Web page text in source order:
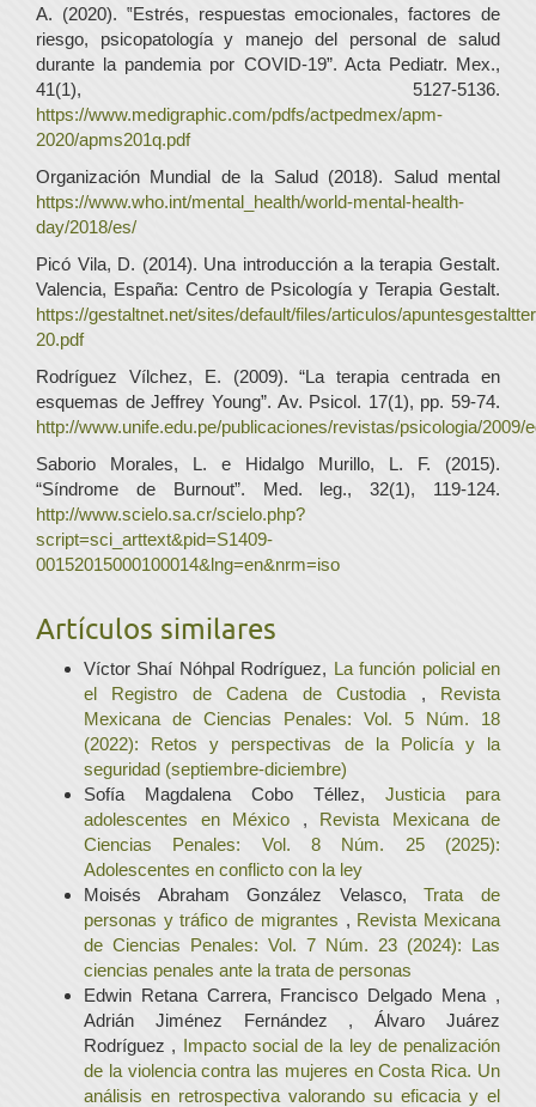
A. (2020). ‟Estrés, respuestas emocionales, factores de
riesgo, psicopatología y manejo del personal de salud
durante la pandemia por COVID-19”. Acta Pediatr. Mex.,
41(1), 5127-5136.
https://www.medigraphic.com/pdfs/actpedmex/apm-
2020/apms201q.pdf
Organización Mundial de la Salud (2018). Salud mental
https://www.who.int/mental_health/world-mental-health-
day/2018/es/
Picó Vila, D. (2014). Una introducción a la terapia Gestalt.
Valencia, España: Centro de Psicología y Terapia Gestalt.
https://gestaltnet.net/sites/default/files/articulos/
20.pdf
Rodríguez Vílchez, E. (2009). “La terapia centrada en
esquemas de Jeffrey Young”. Av. Psicol. 17(1), pp. 59-74.
http://www.unife.edu.pe/publicaciones/revistas/psicologia/2009/
Saborio Morales, L. e Hidalgo Murillo, L. F. (2015).
“Síndrome de Burnout”. Med. leg., 32(1), 119-124.
http://www.scielo.sa.cr/scielo.php?
script=sci_arttext&pid=S1409-
00152015000100014&lng=en&nrm=iso
Artículos similares
Víctor Shaí Nóhpal Rodríguez, La función policial en
el Registro de Cadena de Custodia , Revista
Mexicana de Ciencias Penales: Vol. 5 Núm. 18
(2022): Retos y perspectivas de la Policía y la
seguridad (septiembre-diciembre)
Sofía Magdalena Cobo Téllez, Justicia para
adolescentes en México , Revista Mexicana de
Ciencias Penales: Vol. 8 Núm. 25 (2025):
Adolescentes en conflicto con la ley
Moisés Abraham González Velasco,Trata de
personas y tráfico de migrantes , Revista Mexicana
de Ciencias Penales: Vol. 7 Núm. 23 (2024): Las
ciencias penales ante la trata de personas
Edwin Retana Carrera, Francisco Delgado Mena ,
Adrián Jiménez Fernández , Álvaro Juárez
Rodríguez , Impacto social de la ley de penalización
de la violencia contra las mujeres en Costa Rica. Un
análisis en retrospectiva valorando su eficacia y el